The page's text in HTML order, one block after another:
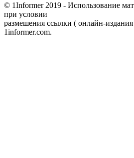
© 1Informer 2019 - Использование
при условии
размешения ссылки ( онлайн-
1informer.com.